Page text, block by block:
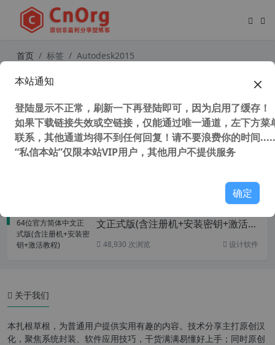
首页 标签 Autodesk2015
注册机
文正式版(含注册机+安装密钥+激活教
48,930 次浏览 设计软件
关于我们
本扎根草根，为普通用户提供实用有趣的内容。技术分享主打原创汉
化，聚焦系统封装、软件应用技巧，干货满满易懂好上手；同时原创
本站通知
登陆显示不正常，刷新一下再登陆即可，因为启用了缓存！
如果下载链接失效或空链接，仅能通过唯一通道，左下方菜
联系，其他通道均得不到任何回复！请不要浪费你的时间
“私信本站”仅限本站VIP用户，其他用户不提供服务
确定